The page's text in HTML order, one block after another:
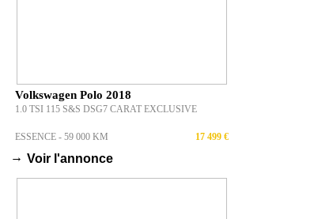
Volkswagen Polo 2018
1.0 TSI 115 S&S DSG7 CARAT EXCLUSIVE
ESSENCE - 59 000 KM 17 499 €
→ Voir l'annonce